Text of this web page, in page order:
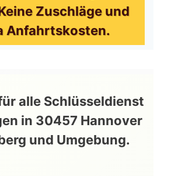
Zuschläge und
Anfahrtskosten.
alle Schlüsseldienst
in 30457 Hannover
und Umgebung.